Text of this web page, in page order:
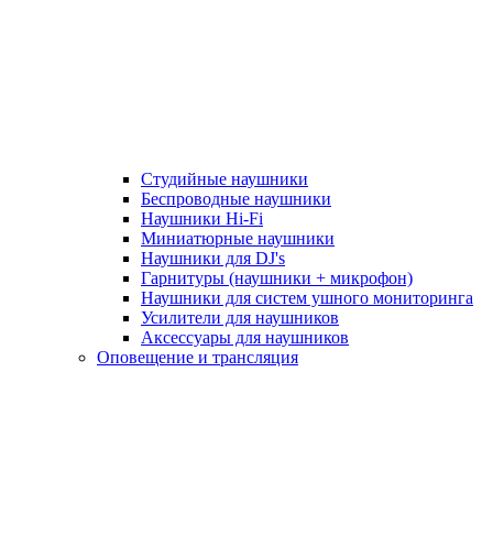
Студийные наушники
Беспроводные наушники
Наушники Hi-Fi
Миниатюрные наушники
Наушники для DJ's
Гарнитуры (наушники + микрофон)
Наушники для систем ушного мониторинга
Усилители для наушников
Аксессуары для наушников
Оповещение и трансляция